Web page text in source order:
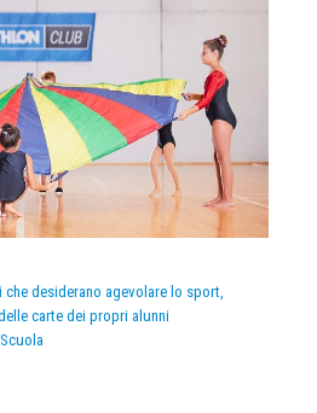
desiderano agevolare lo sport,
carte dei propri alunni